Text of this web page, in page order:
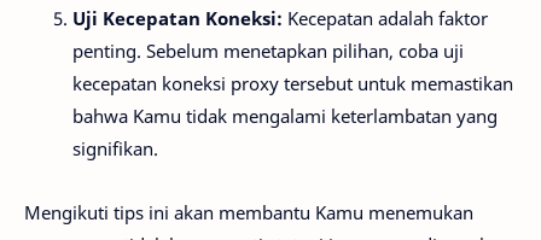
Uji Kecepatan Koneksi: Kecepatan adalah faktor
penting. Sebelum menetapkan pilihan, coba uji
kecepatan koneksi proxy tersebut untuk memastikan
bahwa Kamu tidak mengalami keterlambatan yang
signifikan.
Mengikuti tips ini akan membantu Kamu menemukan